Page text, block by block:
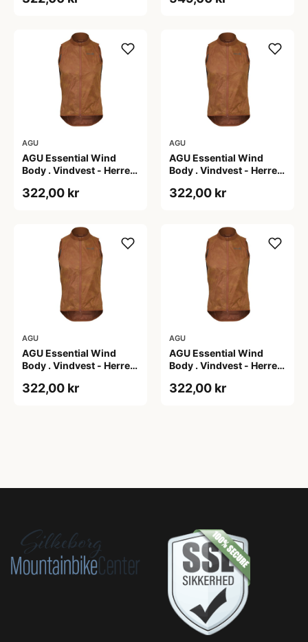
AGU
AGU Essential Wind
Body . Vindvest - Herre -
322,00 kr
AGU
AGU Essential Wind
Body . Vindvest - Herre -
322,00 kr
AGU
AGU Essential Wind
Body . Vindvest - Herre -
322,00 kr
AGU
AGU Essential Wind
Body . Vindvest - Herre -
322,00 kr